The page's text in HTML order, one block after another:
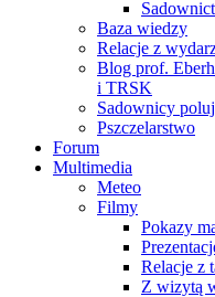
Baza wiedzy
Relacje z
Blog prof.
i TRSK
Sadownicy
Pszczelarstwo
Forum
Multimedia
Meteo
Filmy
Pokazy
Relacje z
Z wizytą